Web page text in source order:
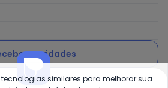
novidades
concorda com a nossa Política
tecnologias similares para melhorar sua